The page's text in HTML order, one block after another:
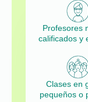
Profesores
calificados y
Clases en
pequeños o